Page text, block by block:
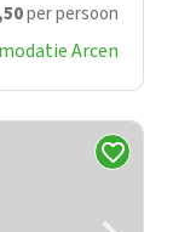
per persoon
Arcen